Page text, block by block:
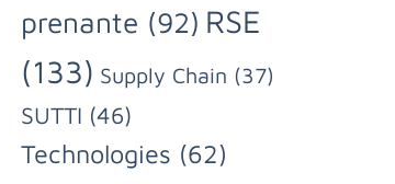
prenante (92) RSE
(133) Supply Chain (37)
SUTTI (46)
Technologies (62)